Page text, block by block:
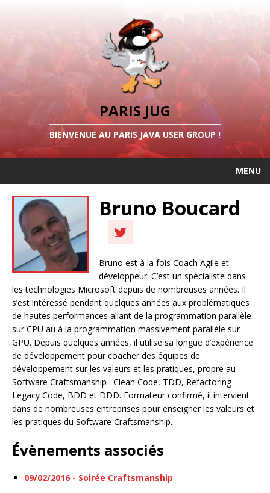
PARIS JUG
BIENVENUE AU PARIS JAVA USER GROUP !
MENU
Bruno Boucard
Bruno est à la fois Coach Agile et
développeur. C’est un spécialiste dans
les technologies Microsoft depuis de nombreuses années. Il
s’est intéressé pendant quelques années aux problématiques
de hautes performances allant de la programmation parallèle
sur CPU au à la programmation massivement parallèle sur
GPU. Depuis quelques années, il utilise sa longue d’expérience
de développement pour coacher des équipes de
développement sur les valeurs et les pratiques, propre au
Software Craftsmanship : Clean Code, TDD, Refactoring
Legacy Code, BDD et DDD. Formateur confirmé, il intervient
dans de nombreuses entreprises pour enseigner les valeurs et
les pratiques du Software Craftsmanship.
Évènements associés
09/02/2016 - Soirée Craftsmanship